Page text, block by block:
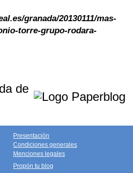
granada/20130111/mas-
torre-grupo-rodara-
de
Presentación
Condiciones generales
Menciones legales
Propón tu blog